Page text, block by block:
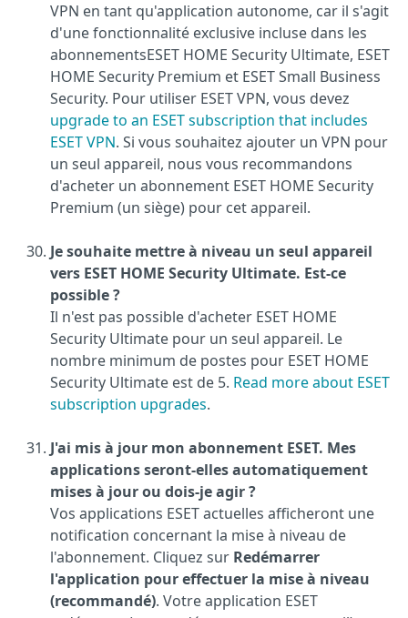
VPN en tant qu'application autonome, car il s'agit
d'une fonctionnalité exclusive incluse dans les
abonnementsESET HOME Security Ultimate, ESET
HOME Security Premium et ESET Small Business
Security. Pour utiliser ESET VPN, vous devez
upgrade to an ESET subscription that includes
ESET VPN. Si vous souhaitez ajouter un VPN pour
un seul appareil, nous vous recommandons
d'acheter un abonnement ESET HOME Security
Premium (un siège) pour cet appareil.
Je souhaite mettre à niveau un seul appareil
vers ESET HOME Security Ultimate. Est-ce
possible ?
Il n'est pas possible d'acheter ESET HOME
Security Ultimate pour un seul appareil. Le
nombre minimum de postes pour ESET HOME
Security Ultimate est de 5. Read more about ESET
subscription upgrades.
J'ai mis à jour mon abonnement ESET. Mes
applications seront-elles automatiquement
mises à jour ou dois-je agir ?
Vos applications ESET actuelles afficheront une
notification concernant la mise à niveau de
l'abonnement. Cliquez sur Redémarrer
l'application pour effectuer la mise à niveau
(recommandé). Votre application ESET